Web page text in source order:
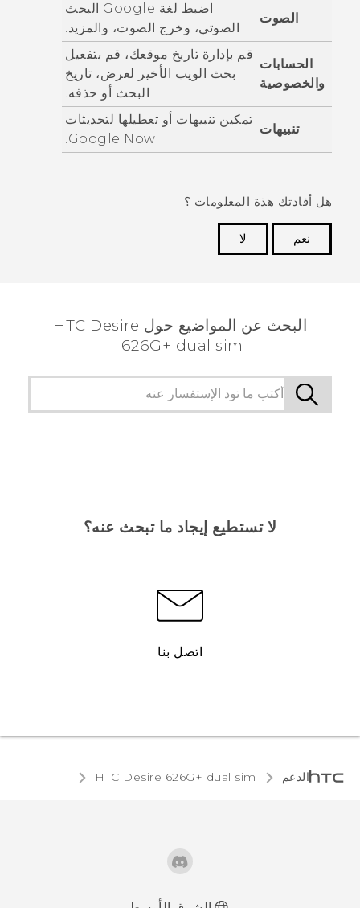
الصوت
اضبط لغة Google البحث
الصوتي، وخرج الصوت، والمزيد.
الحسابات
والخصوصية
قم بإدارة تاريخ موقعك، قم بتفعيل
بحث الويب الأخير لعرض، تاريخ
البحث أو حذفه.
تنبيهات
تمكين تنبيهات أو تعطيلها لتحديثات
Google Now
.
هل أفادتك هذة المعلومات ؟
نعم
لا
البحث عن المواضيع حول HTC Desire
626G+ dual sim
لا تستطيع إيجاد ما تبحث عنه؟
اتصل بنا
الدعم HTC Desire 626G+ dual sim‎